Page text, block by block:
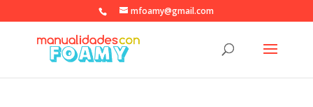
mfoamy@gmail.com